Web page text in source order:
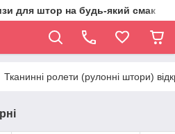
для штор на будь-який смак
Тканинні ролети (рулонні штори)